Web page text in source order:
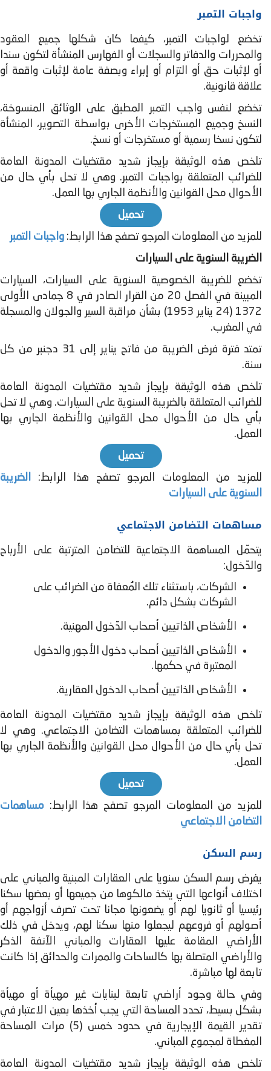
واجبات التمبر
تخضع لواجبات التمبر، كیفما كان شكلھا جمیع العقود
والمحررات والدفاتر والسجلات أو الفھارس المنشأة لتكون سندا
أو لإثبات حق أو التزام أو إبراء وبصفة عامة لإثبات واقعة أو
علاقة قانونیة.
تخضع لنفس واجب التمبر المطبق على الوثائق المنسوخة،
النسخ وجمیع المستخرجات الأخرى بواسطة التصویر، المنشأة
لتكون نسخا رسمیة أو مستخرجات أو نسخ.
تلخص هذه الوثيقة بإيجاز شديد مقتضيات المدونة العامة
للضرائب المتعلقة بواجبات التمبر. وهي لا تحل بأي حال من
الأحوال محل القوانين والأنظمة الجاري بها العمل.
تحميل
للمزيد من المعلومات المرجو تصفح هذا الرابط: واجبات التمبر
الضريبة السنوية على السيارات
تخضع للضریبة الخصوصية السنویة على السیارات، السیارات
المبینة في الفصل 20 من القرار الصادر في 8 جمادى الأولى
1372 (24 ینایر 1953) بشأن مراقبة السیر والجولان والمسجلة
في المغرب.
تمتد فترة فرض الضریبة من فاتح ینایر إلى 31 دجنبر من كل
سنة.
تلخص هذه الوثيقة بإيجاز شديد مقتضيات المدونة العامة
للضرائب المتعلقة بالضريبة السنوية على السيارات. وهي لا تحل
بأي حال من الأحوال محل القوانين والأنظمة الجاري بها
العمل.
تحميل
للمزيد من المعلومات المرجو تصفح هذا الرابط:
الضريبة
السنوية على السيارات
مساهمات التضامن الاجتماعي
يتحمّل المساهمة الاجتماعية للتضامن المترتبة على الأرباح
والدّخول:
الشركات، باستثناء تلك المُعفاة من الضرائب على
الشركات بشكل دائم.
الأشخاص الذاتيين أصحاب الدّخول المهنية.
الأشخاص الذاتيين أصحاب دخول الأجور والدخول
المعتبرة في حكمها.
الأشخاص الذاتيين أصحاب الدخول العقارية.
تلخص هذه الوثيقة بإيجاز شديد مقتضيات المدونة العامة
للضرائب المتعلقة بمساهمات التضامن الاجتماعي. وهي لا
تحل بأي حال من الأحوال محل القوانين والأنظمة الجاري بها
العمل.
تحميل
للمزيد من المعلومات المرجو تصفح هذا الرابط: مساهمات
التضامن الاجتماعي
رسم السكن
يفرض رسم السكن سنويا على العقارات المبنية والمباني على
اختلاف أنواعها التي يتخذ مالكوها من جميعها أو بعضها سكنا
رئيسيا أو ثانويا لهم أو يضعونها مجانا تحت تصرف أزواجهم أو
أصولهم أو فروعهم ليجعلوا منها سكنا لهم، ويدخل في ذلك
الأراضي المقامة عليها العقارات والمباني الآنفة الذكر
والأراضي المتصلة بها كالساحات والممرات والحدائق إذا كانت
تابعة لها مباشرة.
وفي حالة وجود أراضي تابعة لبنايات غير مهيأة أو مهيأة
بشكل بسيط، تحدد المساحة التي يجب أخذها بعين الاعتبار في
تقدير القيمة الإيجارية في حدود خمس (5) مرات المساحة
المغطاة لمجموع المباني.
تلخص هذه الوثيقة بإيجاز شديد مقتضيات المدونة العامة